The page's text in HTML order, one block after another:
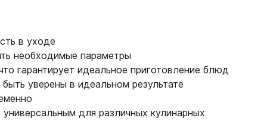
в уходе
необходимые параметры
гарантирует идеальное приготовление блюд
уверены в идеальном результате
для различных кулинарных